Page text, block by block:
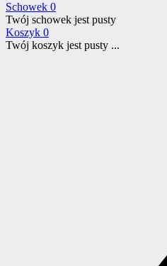
Schowek 0
Twój schowek jest pusty
Koszyk 0
Twój koszyk jest pusty ...